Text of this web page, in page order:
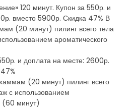
120 минут. Купон за 550р. и
вместо 5900р. Скидка 47% В
(20 минут) пилинг всего тела
ароматического
и доплата на месте: 2600р.
(20 минут) пилинг всего
с использованием
(60 минут)